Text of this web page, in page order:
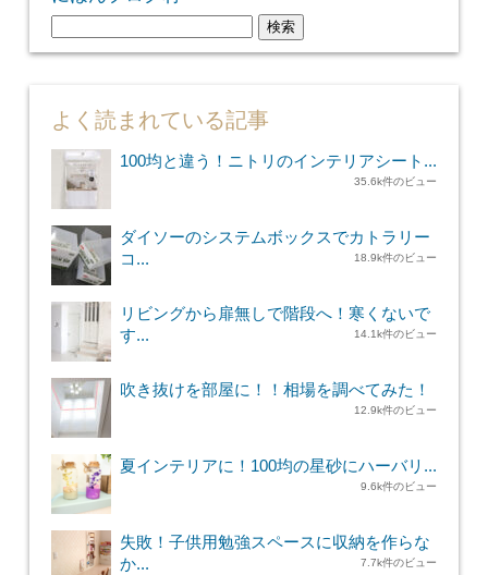
索:
よく読まれている記事
100均と違う！ニトリのインテリアシート...
35.6k件のビュー
ダイソーのシステムボックスでカトラリー
コ...
18.9k件のビュー
リビングから扉無しで階段へ！寒くないで
す...
14.1k件のビュー
吹き抜けを部屋に！！相場を調べてみた！
12.9k件のビュー
夏インテリアに！100均の星砂にハーバリ...
9.6k件のビュー
失敗！子供用勉強スペースに収納を作らな
か...
7.7k件のビュー